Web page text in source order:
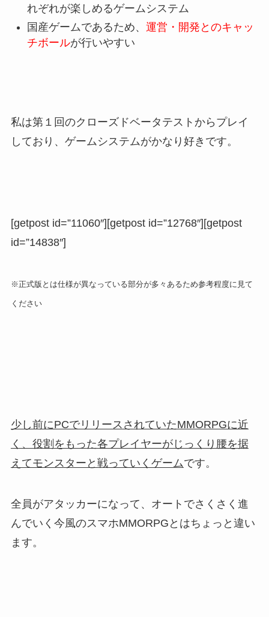
れぞれが楽しめるゲームシステム
国産ゲームであるため、 運営・開発とのキャッ
チボールが行いやすい
私は第１回のクローズドベータテストからプレイ
しており、ゲームシステムがかなり好きです。
[getpost id=”11060″][getpost id=”12768″][getpost
id=”14838″]
※正式版とは仕様が異なっている部分が多々あるため参考程度に見て
ください
少し前にPCでリリースされていたMMORPGに近
く、役割をもった各プレイヤーがじっくり腰を据
えてモンスターと戦っていくゲームです。
全員がアタッカーになって、オートでさくさく進
んでいく今風のスマホMMORPGとはちょっと違い
ます。